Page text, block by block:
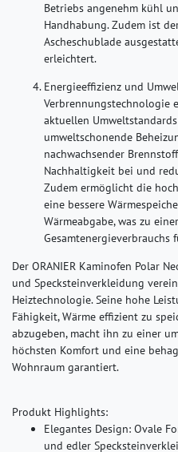
Betriebs angenehm kühl
Handhabung. Zudem ist
Ascheschublade
erleichtert.
Energieeffizienz und
Verbrennungstechnologie
aktuellen
umweltschonende
nachwachsender
Nachhaltigkeit bei und
Zudem ermöglicht die
eine bessere
Wärmeabgabe, was zu
Gesamtenergieverbrauchs
Der ORANIER Kaminofen Polar
und Specksteinverkleidung
Heiztechnologie. Seine hohe
Fähigkeit, Wärme effizient zu
abzugeben, macht ihn zu einer
höchsten Komfort und eine
Wohnraum garantiert.
Produkt Highlights:
Elegantes Design: Ovale
und edler